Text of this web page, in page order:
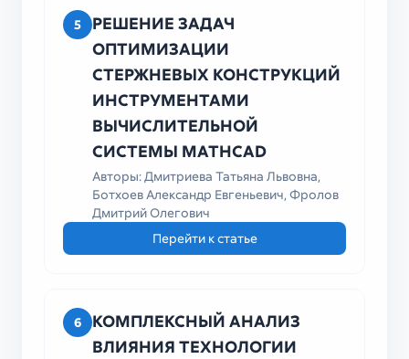
5
РЕШЕНИЕ ЗАДАЧ
ОПТИМИЗАЦИИ
СТЕРЖНЕВЫХ КОНСТРУКЦИЙ
ИНСТРУМЕНТАМИ
ВЫЧИСЛИТЕЛЬНОЙ
СИСТЕМЫ MATHCAD
Авторы: Дмитриева Татьяна Львовна,
Ботхоев Александр Евгеньевич, Фролов
Дмитрий Олегович
Перейти к статье
6
КОМПЛЕКСНЫЙ АНАЛИЗ
ВЛИЯНИЯ ТЕХНОЛОГИИ